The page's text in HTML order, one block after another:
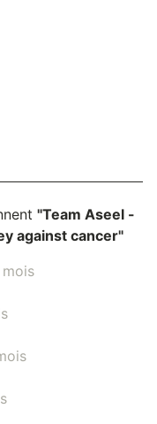
"Team Aseel -
against cancer"